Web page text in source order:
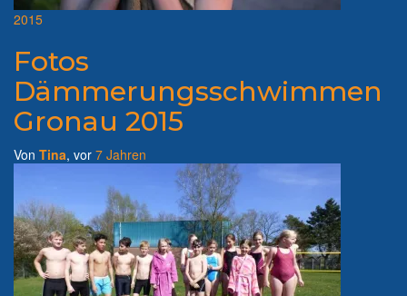
2015
Fotos
Dämmerungsschwimmen
Gronau 2015
Von Tina, vor 7 Jahren